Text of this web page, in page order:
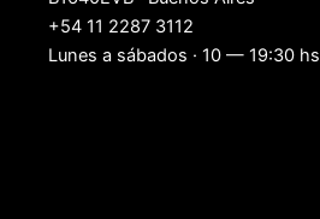
+54 11 2287 3112
Lunes a sábados · 10 — 19:30 hs